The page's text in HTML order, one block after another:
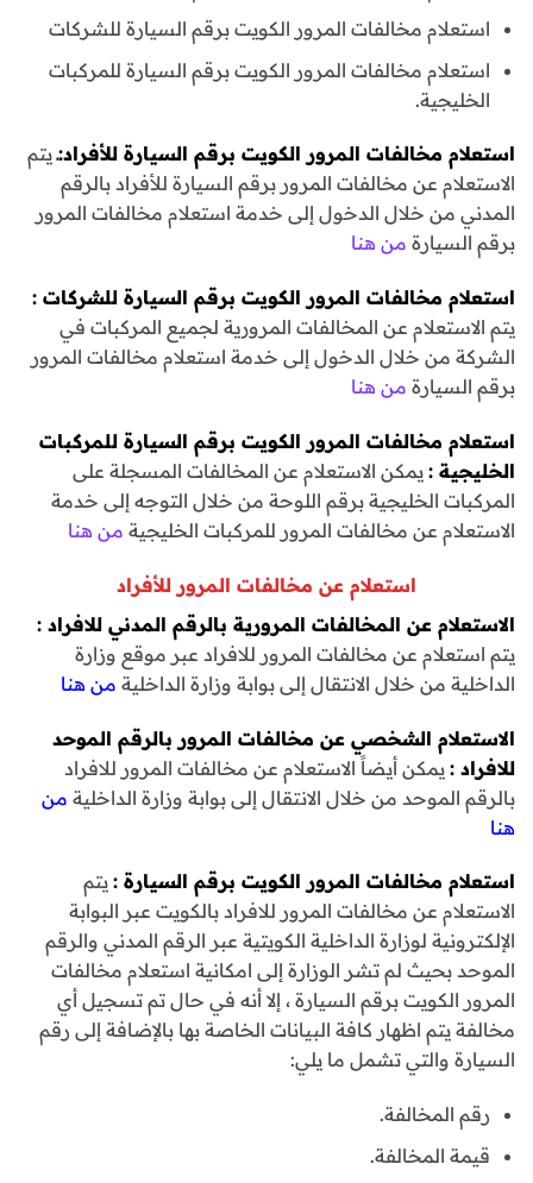
استعلام مخالفات المرور الكويت برقم السيارة للشركات
استعلام مخالفات المرور الكويت برقم السيارة للمركبات
الخليجية.
استعلام مخالفات المرور الكويت برقم السيارة للأفراد:ـ يتم
الاستعلام عن مخالفات المرور برقم السيارة للأفراد بالرقم
المدني من خلال الدخول إلى خدمة استعلام مخالفات المرور
برقم السيارة من هنا
استعلام مخالفات المرور الكويت برقم السيارة للشركات :
يتم الاستعلام عن المخالفات المرورية لجميع المركبات في
الشركة من خلال الدخول إلى خدمة استعلام مخالفات المرور
برقم السيارة من هنا
استعلام مخالفات المرور الكويت برقم السيارة للمركبات
الخليجية : يمكن الاستعلام عن المخالفات المسجلة على
المركبات الخليجية برقم اللوحة من خلال التوجه إلى خدمة
الاستعلام عن مخالفات المرور للمركبات الخليجية من هنا
استعلام عن مخالفات المرور للأفراد
الاستعلام عن المخالفات المرورية بالرقم المدني للافراد :
يتم استعلام عن مخالفات المرور للافراد عبر موقع وزارة
الداخلية من خلال الانتقال إلى بوابة وزارة الداخلية من هنا
الاستعلام الشخصي عن مخالفات المرور بالرقم الموحد
للافراد : يمكن أيضاً الاستعلام عن مخالفات المرور للافراد
بالرقم الموحد من خلال الانتقال إلى بوابة وزارة الداخلية من
هنا
استعلام مخالفات المرور الكويت برقم السيارة : يتم
الاستعلام عن مخالفات المرور للافراد بالكويت عبر البوابة
الإلكترونية لوزارة الداخلية الكويتية عبر الرقم المدني والرقم
الموحد بحيث لم تشر الوزارة إلى امكانية استعلام مخالفات
المرور الكويت برقم السيارة ، إلا أنه في حال تم تسجيل أي
مخالفة يتم اظهار كافة البيانات الخاصة بها بالإضافة إلى رقم
السيارة والتي تشمل ما يلي:
رقم المخالفة.
قيمة المخالفة.